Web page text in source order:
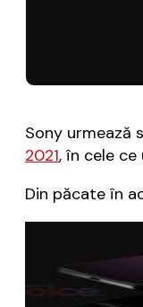
Sony urmează
2021, în cele
Din păcate în